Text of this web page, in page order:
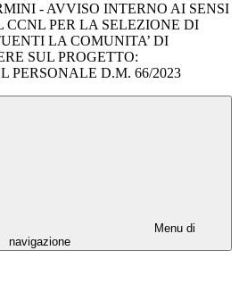
- AVVISO INTERNO AI SENSI
CCNL PER LA SELEZIONE DI
LA COMUNITA’ DI
SUL PROGETTO:
PERSONALE D.M. 66/2023
Menu di
navigazione